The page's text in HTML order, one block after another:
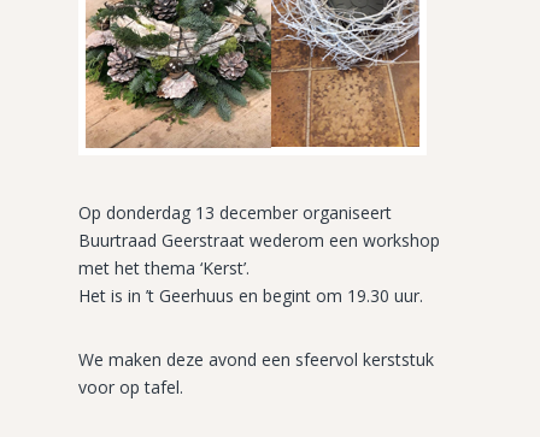
Op donderdag 13 december organiseert
Buurtraad Geerstraat wederom een workshop
met het thema ‘Kerst’.
Het is in ’t Geerhuus en begint om 19.30 uur.
We maken deze avond een sfeervol kerststuk
voor op tafel.